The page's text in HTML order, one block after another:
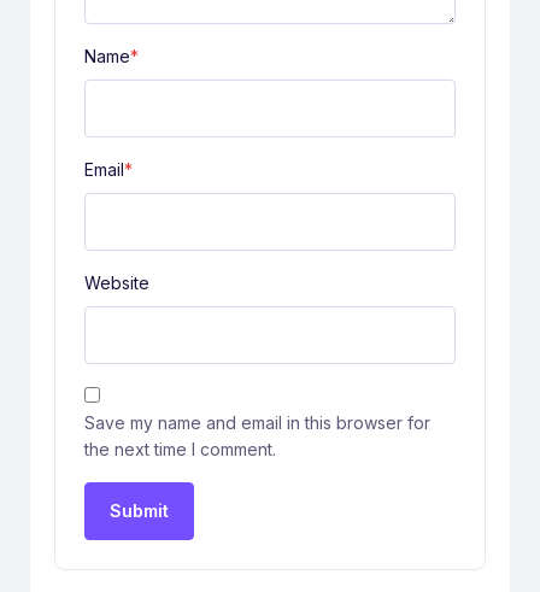
Name*
Email*
Website
Save my name and email in this browser for
the next time I comment.